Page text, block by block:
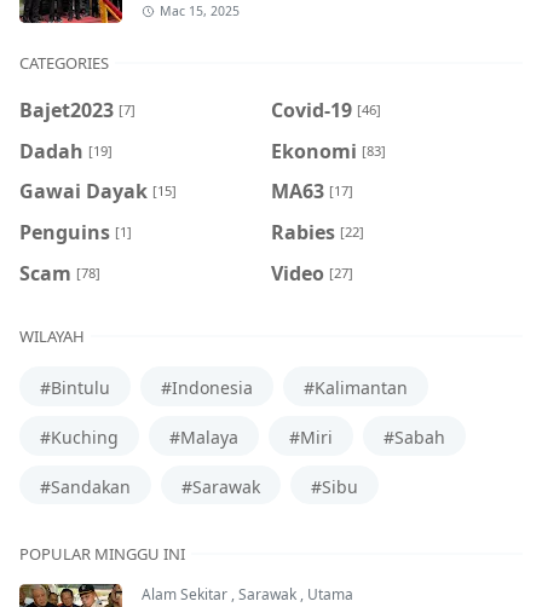
Mac 15, 2025
CATEGORIES
Bajet2023 [7] Covid-19 [46]
Dadah [19] Ekonomi [83]
Gawai Dayak [15] MA63 [17]
Penguins [1] Rabies [22]
Scam [78] Video [27]
WILAYAH
#Bintulu #Indonesia #Kalimantan
#Kuching #Malaya #Miri #Sabah
#Sandakan #Sarawak #Sibu
POPULAR MINGGU INI
Alam Sekitar,Sarawak, Utama